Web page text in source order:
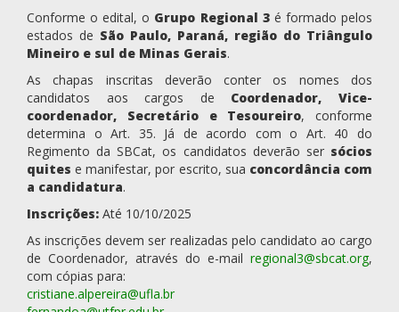
Conforme o edital, o Grupo Regional 3é formado pelos
estados de São Paulo, Paraná, região do Triângulo
Mineiro e sul de Minas Gerais.
As chapas inscritas deverão conter os nomes dos
candidatos aos cargos de Coordenador, Vice-
coordenador, Secretário e Tesoureiro, conforme
determina o Art. 35. Já de acordo com o Art. 40 do
Regimento da SBCat, os candidatos deverão ser sócios
quites e manifestar, por escrito, sua concordância com
a candidatura.
Inscrições: Até 10/10/2025
As inscrições devem ser realizadas pelo candidato ao cargo
de Coordenador, através do e-mail regional3@sbcat.org,
com cópias para:
cristiane.alpereira@ufla.br